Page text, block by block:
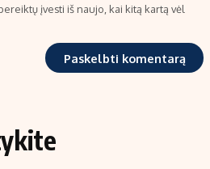
įvesti iš naujo, kai kitą kartą vėl